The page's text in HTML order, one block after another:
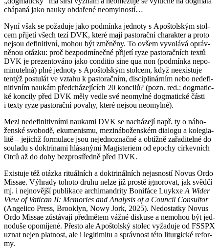
chá­pa­ná jako nauky ob­da­ře­né ne­o­myl­nos­tí…
Nyní však se po­ža­du­je jako pod­mín­ka jed­no­ty s Apoš­tolským stol­
cem při­je­tí všech tezí DVK, které mají pas­to­rač­ní cha­rak­ter a proto
nejsou de­fi­ni­tiv­ní, mohou být změ­ně­ny. To ovšem vy­vo­lá­vá opráv­
ně­nou otáz­ku: proč bez­pod­mí­neč­né při­je­tí ryze pas­to­rač­ních textů
DVK je pre­zen­to­vá­no jako con­di­tio sine qua non (pod­mín­ka ne­po­
mi­nu­tel­ná) plné jed­no­ty s Apoš­tolským stol­cem, když ne­e­xis­tu­je
ten­týž po­stu­lát ve vzta­hu k pas­to­rač­ním, dis­ci­pli­nár­ním nebo ne­de­fi­
ni­tiv­ním naukám před­chá­ze­jí­cích 20 kon­ci­lů? (pozn. red.: dogma­tic­
ké kon­ci­ly před DVK měly vedle své ne­o­myl­né dogma­tic­ké části
i texty ryze pas­to­rač­ní po­va­hy, které nejsou ne­o­myl­né).
Mezi ne­de­fi­ni­tiv­ní­mi nau­ka­mi DVK se na­chá­ze­jí např. ty o ná­bo­
žen­ské svo­bo­dě, eku­me­nis­mu, me­zi­ná­bo­žen­ském di­a­lo­gu a ko­le­gi­a­
li­tě – je­jichž for­mu­la­ce jsou ne­jed­no­znač­né a ob­tíž­ně za­řa­di­tel­né do
sou­la­du s dok­trí­na­mi hlá­sa­ný­mi Magis­te­ri­em od epo­chy cír­kev­ních
Otců až do doby bez­pro­střed­ně před DVK.
Exis­tu­je též otáz­ka ri­tu­ál­ních a dok­tri­nál­ních ne­jas­nos­tí Novus Ordo
Missae. Vý­hra­dy to­ho­to druhu nelze již pros­tě ig­no­ro­vat, jak svěd­čí
mj. i nej­no­věj­ší pu­b­li­ka­ce ar­chi­man­dri­ty Bo­ni­fá­ce Lu­y­kxe A Wider
View of Va­ti­can II: Me­mo­ries and Ana­ly­sis of a Coun­cil Con­sul­tor
(An­ge­li­co Press, Bro­ok­lyn, Nowy Jork, 2025). Ne­do­stat­ky Novus
Ordo Missae zů­stá­va­jí před­mě­tem vážné dis­ku­se a ne­mo­hou být jed­
no­du­še opo­mí­je­né. Přes­to ale Apoš­tolský sto­lec vy­ža­du­je od FSSPX
uznat nejen plat­nost, ale i le­gi­ti­mi­tu a správ­nost této li­tur­gic­ké re­for­
my.